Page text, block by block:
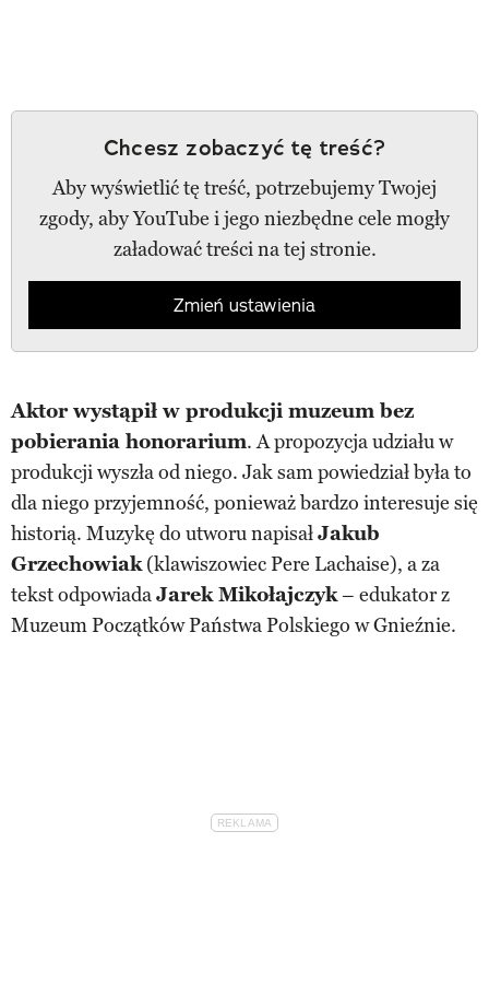
Chcesz zobaczyć tę treść?
Aby wyświetlić tę treść, potrzebujemy Twojej
zgody, aby YouTube i jego niezbędne cele mogły
załadować treści na tej stronie.
Zmień ustawienia
Aktor wystąpił w produkcji muzeum bez
pobierania honorarium. A propozycja udziału w
produkcji wyszła od niego. Jak sam powiedział była to
dla niego przyjemność, ponieważ bardzo interesuje się
historią. Muzykę do utworu napisałJakub
Grzechowiak(klawiszowiec Pere Lachaise), a za
tekst odpowiadaJarek Mikołajczyk– edukator z
Muzeum Początków Państwa Polskiego w Gnieźnie.